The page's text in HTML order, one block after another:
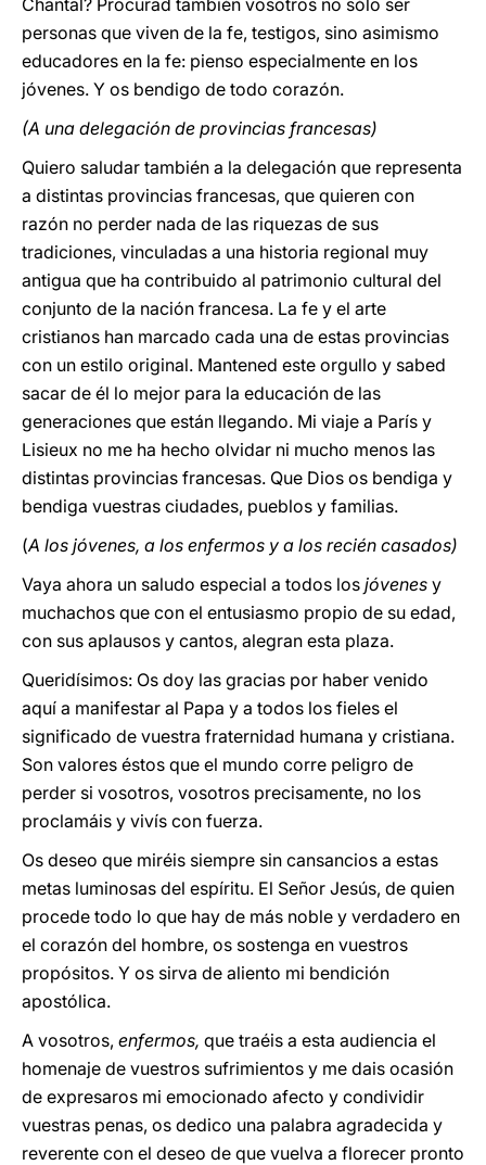
Chantal? Procurad también vosotros no sólo ser
personas que viven de la fe, testigos, sino asimismo
educadores en la fe: pienso especialmente en los
jóvenes. Y os bendigo de todo corazón.
(A una delegación de provincias francesas)
Quiero saludar también a la delegación que representa
a distintas provincias francesas, que quieren con
razón no perder nada de las riquezas de sus
tradiciones, vinculadas a una historia regional muy
antigua que ha contribuido al patrimonio cultural del
conjunto de la nación francesa. La fe y el arte
cristianos han marcado cada una de estas provincias
con un estilo original. Mantened este orgullo y sabed
sacar de él lo mejor para la educación de las
generaciones que están llegando. Mi viaje a París y
Lisieux no me ha hecho olvidar ni mucho menos las
distintas provincias francesas. Que Dios os bendiga y
bendiga vuestras ciudades, pueblos y familias.
(A los jóvenes, a los enfermos y a los recién casados)
Vaya ahora un saludo especial a todos los jóvenes y
muchachos que con el entusiasmo propio de su edad,
con sus aplausos y cantos, alegran esta plaza.
Queridísimos: Os doy las gracias por haber venido
aquí a manifestar al Papa y a todos los fieles el
significado de vuestra fraternidad humana y cristiana.
Son valores éstos que el mundo corre peligro de
perder si vosotros, vosotros precisamente, no los
proclamáis y vivís con fuerza.
Os deseo que miréis siempre sin cansancios a estas
metas luminosas del espíritu. El Señor Jesús, de quien
procede todo lo que hay de más noble y verdadero en
el corazón del hombre, os sostenga en vuestros
propósitos. Y os sirva de aliento mi bendición
apostólica.
A vosotros, enfermos, que traéis a esta audiencia el
homenaje de vuestros sufrimientos y me dais ocasión
de expresaros mi emocionado afecto y condividir
vuestras penas, os dedico una palabra agradecida y
reverente con el deseo de que vuelva a florecer pronto